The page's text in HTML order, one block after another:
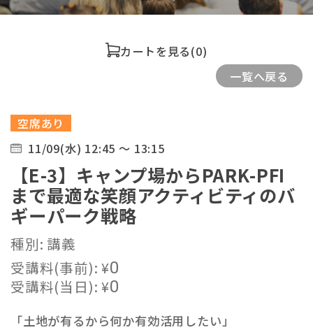
カートを見る(0)
一覧へ戻る
空席あり
11/09(水) 12:45 ～ 13:15
【E-3】キャンプ場からPARK-PFI
まで最適な笑顔アクティビティのバ
ギーパーク戦略
種別: 講義
受講料(事前):¥0
受講料(当日):¥0
「土地が有るから何か有効活用したい」